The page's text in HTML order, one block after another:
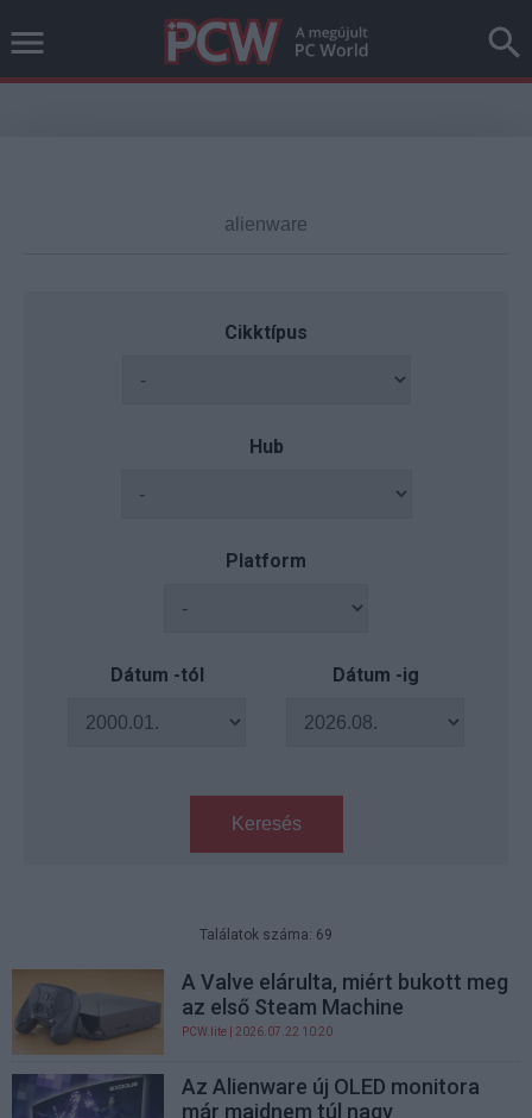
Cikktípus
Hub
Platform
Dátum -tól Dátum -ig
Keresés
Találatok száma: 69
A Valve elárulta, miért bukott meg
az első Steam Machine
PCW.lite | 2026.07.22 10:20
Az Alienware új OLED monitora
már majdnem túl nagy